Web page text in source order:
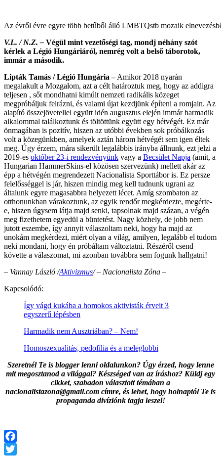
Az évről évre egyre több betűből álló LMBTQstb mozaik
V.L. / N.Z. – Végül mint vezetőségi tag, mondj néhány szót
kérlek a Légió Hungáriáról, nemrég volt a belső táborotok,
immár a második.
Lipták Tamás / Légió Hungária –Amikor 2018 nyarán
megalakult a Mozgalom, azt a célt határoztuk meg, hogy az addigra
teljesen , sőt mondhatni kimúlt nemzeti radikális közeget
megpróbáljuk felrázni, és valami újat kezdjünk építeni a romjain. Az
alapító összejövetellel együtt idén augusztus elején immár harmadik
alkalommal találkoztunk és töltöttünk együtt egy hétvégét. Ez már
önmagában is pozitív, hiszen az utóbbi években sok próbálkozás
volt a közegünkben, amelyek aztán három hétvégét sem igen éltek
meg. Úgy érzem, mára sikerült legalábbis irányba állnunk, ezt jelzi a
2019-es október 23-i rendezvényünk vagy a Becsület Napja (amit, a
Hungarian HammerSkins-el közösen szervezünk) mellett akár az
épp a hétvégén megrendezett Nacionalista Sporttábor is. Ez persze
felelősséggel is jár, hiszen mindig meg kell tudnunk ugrani az
általunk egyre magasabbra helyezett lécet. Amíg szombaton az
otthonunkban várakoztunk, az egyik rendőr megkérdezte, megérte-
e, hiszen úgysem látja majd senki, tapsolnak majd százan, a végén
meg fizethetem egyedül a büntetést. Nagy közhely, de jobb nem
jutott eszembe, így annyit válaszoltam neki, hogy ha majd az
unokám megkérdezi, miért olyan a világ, amilyen, legalább el tudom
neki mondani, hogy én próbáltam változtatni. Részéről csend
követte a válaszomat, mi azonban továbbra sem fogunk hallgatni!
– Vannay László /Aktivizmus/ – Nacionalista Zóna –
Kapcsolódó:
Így vágd kukába a homokos aktivisták érveit 3
egyszerű lépésben
Harmadik nem Ausztriában? – Nem!
Homoszexualitás, pedofília és a meleglobbi
Szeretnél Te is blogger lenni oldalunkon? Úgy érzed, hogy lenne
mit megosztanod a világgal? Készséged van az íráshoz? Küldj egy
cikket, szabadon választott témában a
nacionalistazona@gmail.com címre, és lehet, hogy holnaptól Te is
propaganda divíziónk tagja leszel!
Facebook